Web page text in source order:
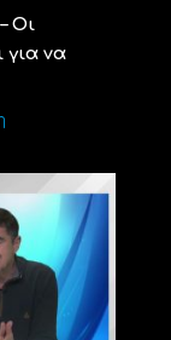
Οι
για να